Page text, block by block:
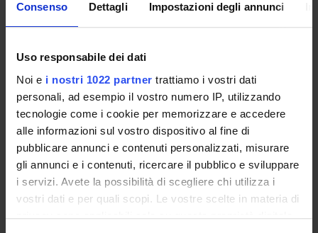
Consenso Dettagli Impostazioni degli annunci
Uso responsabile dei dati
Noi e i nostri 1022 partner trattiamo i vostri dati
personali, ad esempio il vostro numero IP, utilizzando
tecnologie come i cookie per memorizzare e accedere
alle informazioni sul vostro dispositivo al fine di
pubblicare annunci e contenuti personalizzati, misurare
gli annunci e i contenuti, ricercare il pubblico e sviluppare
i servizi. Avete la possibilità di scegliere chi utilizza i
vostri dati e per quali scopi. Le vostre scelte in materia di
privacy sono applicabili solo su questa proprietà digitale
STUDYING
COURSES
PHD PROGRAMMES AND POSTGRADUATE
TRAINING
Contacts
People
Places
Calendar